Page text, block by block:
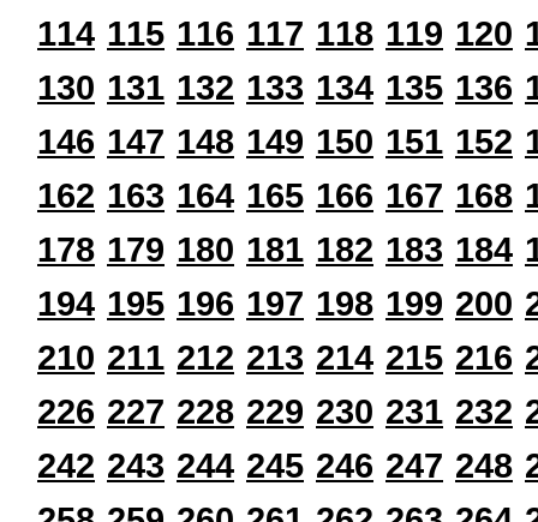
114 115 116 117 118 119 120
130 131 132 133 134 135 136
146 147 148 149 150 151 152
162 163 164 165 166 167 168
178 179 180 181 182 183 184
194 195 196 197 198 199 200
210 211 212 213 214 215 216
226 227 228 229 230 231 232
242 243 244 245 246 247 248